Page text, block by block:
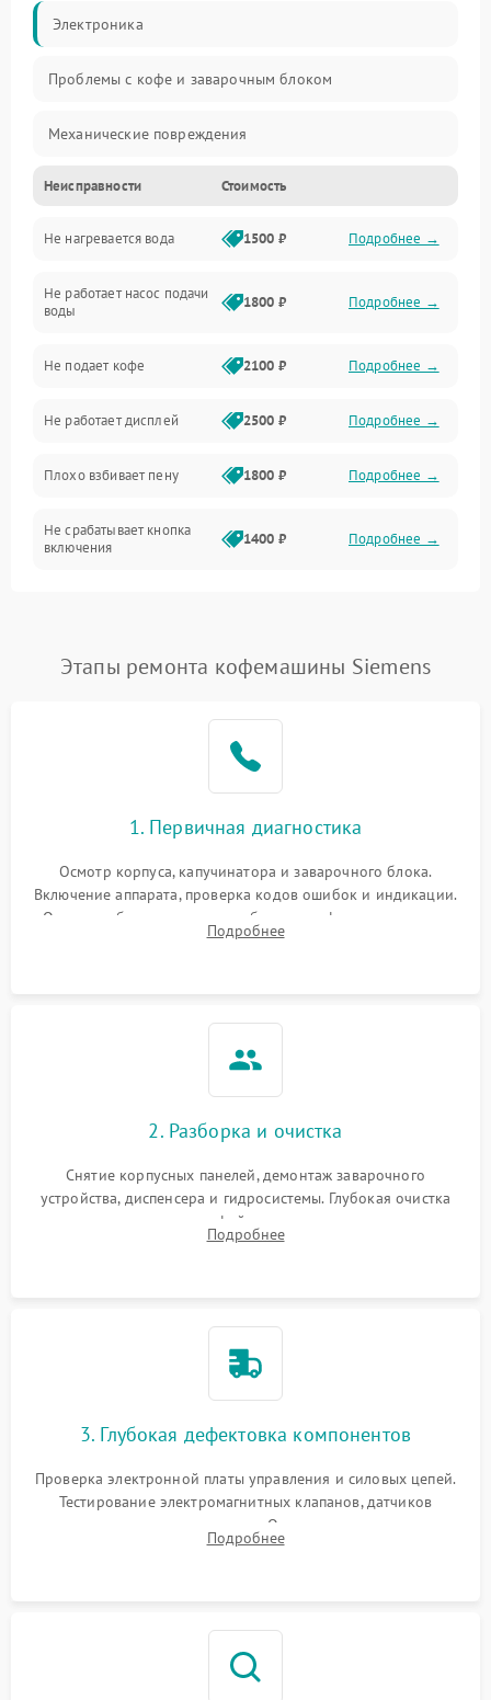
Электроника
Проблемы с кофе и заварочным блоком
Механические повреждения
Прочие неисправности
Включение и работа
Проблемы с водой
Проблемы с капучинатором и паром
Управление и электроника
Программное обеспечение
Неисправности Стоимость
Не нагревается вода 1500 ₽ Подробнее →
Не работает насос подачи
воды
1800 ₽ Подробнее →
Не подает кофе 2100 ₽ Подробнее →
Не работает дисплей 2500 ₽ Подробнее →
Плохо взбивает пену 1800 ₽ Подробнее →
Не срабатывает кнопка
включения
1400 ₽ Подробнее →
Постоянные сбои в работе 1500 ₽ Подробнее →
Этапы ремонта кофемашины Siemens
1. Первичная диагностика
Осмотр корпуса, капучинатора и заварочного блока.
Включение аппарата, проверка кодов ошибок и индикации.
Оценка работы помпы, термоблока и кофемолки на слух.
Измерение температуры и давления воды для выявления
Подробнее
2. Разборка и очистка
Снятие корпусных панелей, демонтаж заварочного
устройства, диспенсера и гидросистемы. Глубокая очистка
внутренних узлов от кофейных масел, жмыха и накипи.
Промывка дренажных каналов и фильтров с использованием
Подробнее
3. Глубокая дефектовка компонентов
Проверка электронной платы управления и силовых цепей.
Тестирование электромагнитных клапанов, датчиков
температуры и расходомера. Оценка степени износа
жерновов кофемолки, уплотнительных колец гидросистемы
Подробнее